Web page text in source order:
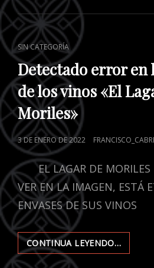
CAT
LINKS
SIN CATEGORÍA
Detectado error en
de los vinos «El
Moriles»
POSTED
ON
3 DE ENERO DE 2022
EL LAGAR DE MORILES
VER EN LA IMAGEN, ESTÁ
ENVASES DE SUS VINOS
CONTINUA LEYENDO…
ERROR